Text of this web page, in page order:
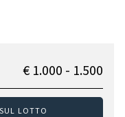
€ 1.000 - 1.500
LOTTO